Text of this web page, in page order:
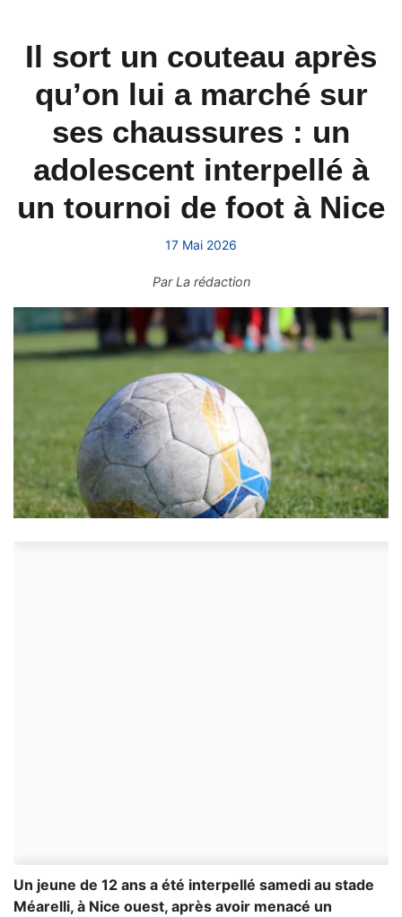
Il sort un couteau après
qu’on lui a marché sur
ses chaussures : un
adolescent interpellé à
un tournoi de foot à Nice
17 Mai 2026
ParLa rédaction
Un jeune de 12 ans a été interpellé samedi au stade
Méarelli, à Nice ouest, après avoir menacé un